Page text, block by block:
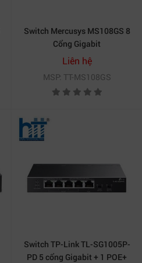
Switch Mercusys MS108GS 8
Cổng Gigabit
Liên hệ
MSP: TT-MS108GS
Switch TP-Link TL-SG1005P-
PD 5 cổng Gigabit + 1 POE+